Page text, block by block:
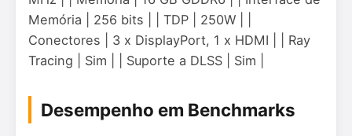
Memória | 256 bits | | TDP | 250W | |
Conectores | 3 x DisplayPort, 1 x HDMI | | Ray
Tracing | Sim | | Suporte a DLSS | Sim |
Desempenho em Benchmarks